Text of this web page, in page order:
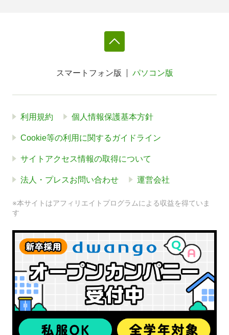
スマートフォン版 パソコン版
利用規約 個人情報保護基本方針
Cookie等の利用に関するガイドライン
サイトアクセス情報の取得について
法人・プレスお問い合わせ 運営会社
※本サイトはアフィリエイトプログラムによる収益を得ていま
す